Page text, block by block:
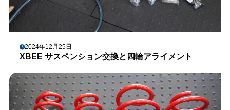
2024年12月25日
XBEE サスペンション交換と四輪アライメント